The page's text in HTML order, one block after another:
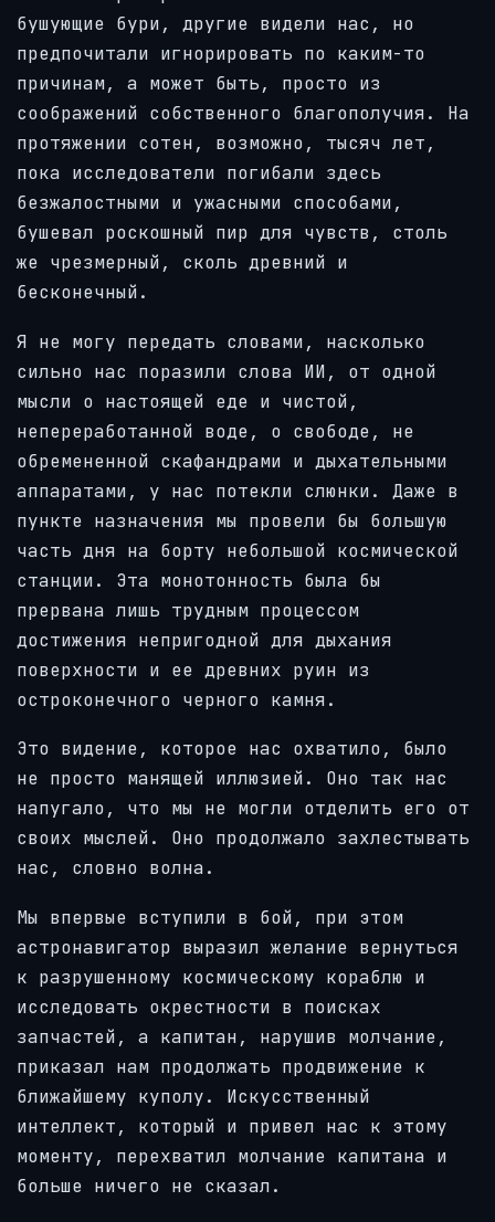
бушующие бури, другие видели нас, но
предпочитали игнорировать по каким-то
причинам, а может быть, просто из
соображений собственного благополучия. На
протяжении сотен, возможно, тысяч лет,
пока исследователи погибали здесь
безжалостными и ужасными способами,
бушевал роскошный пир для чувств, столь
же чрезмерный, сколь древний и
бесконечный.
Я не могу передать словами, насколько
сильно нас поразили слова ИИ, от одной
мысли о настоящей еде и чистой,
непереработанной воде, о свободе, не
обремененной скафандрами и дыхательными
аппаратами, у нас потекли слюнки. Даже в
пункте назначения мы провели бы большую
часть дня на борту небольшой космической
станции. Эта монотонность была бы
прервана лишь трудным процессом
достижения непригодной для дыхания
поверхности и ее древних руин из
остроконечного черного камня.
Это видение, которое нас охватило, было
не просто манящей иллюзией. Оно так нас
напугало, что мы не могли отделить его от
своих мыслей. Оно продолжало захлестывать
нас, словно волна.
Мы впервые вступили в бой, при этом
астронавигатор выразил желание вернуться
к разрушенному космическому кораблю и
исследовать окрестности в поисках
запчастей, а капитан, нарушив молчание,
приказал нам продолжать продвижение к
ближайшему куполу. Искусственный
интеллект, который и привел нас к этому
моменту, перехватил молчание капитана и
больше ничего не сказал.